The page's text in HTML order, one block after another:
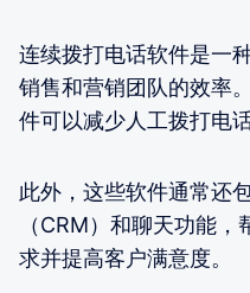
连续拨打电话软件是一
销售和营销团队的效率
件可以减少人工拨打电
此外，这些软件通常还
（CRM）和聊天功能
求并提高客户满意度。